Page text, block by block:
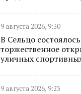
9 августа 2026, 9:30
В Сельцо состоялось
торжественное
уличных
9 августа 2026, 9:23